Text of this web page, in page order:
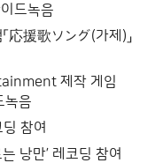
이드녹음
応援歌ソング(가제)」
제작 게임
녹음
참여
낭만’ 레코딩 참여